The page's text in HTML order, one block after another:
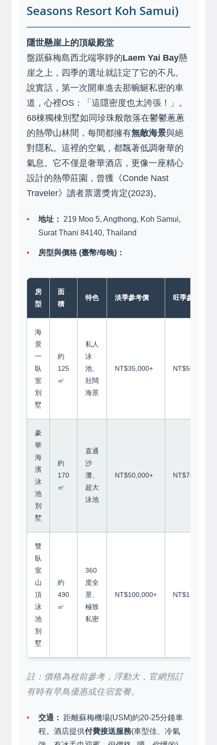
Seasons Resort Koh Samui)
隱世懸崖上的頂級殿堂
盤踞蘇梅島西北端寧靜的Laem Yai Bay懸
崖之上，四季的選址就註定了它的不凡。
說實話，第一次開車進去那蜿蜒私密的車
道，心裡OS：「這隱密度也太誇張！」。
68棟獨棟別墅如同珍珠般散落在鬱鬱蔥蔥
的熱帶山林間，每間都擁有無敵海景與絕
對隱私。這裡的空氣，都飄著低調奢華的
氣息。它不僅是奢華酒店，更像一座精心
設計的熱帶莊園，曾獲《Conde Nast
Traveler》讀者票選獎肯定(2023)。
地址：
219 Moo 5, Angthong, Koh Samui,
Surat Thani 84140, Thailand
房型與價格 (臺幣/每晚)：
房
型
面
積
特色 淡季參考價 旺季參考價
海
景
一
臥
室
別
墅
約
125
㎡
私人
泳
池、
壯闊
海景
NT$35,000+ NT$50,000+
豪
華
海
濱
泳
池
別
墅
約
170
㎡
直通
沙
灘、
超大
泳池
NT$50,000+ NT$70,000+
雙
臥
室
山
頂
泳
池
別
墅
約
490
㎡
360
度全
景、
極致
私密
NT$100,000+ NT$150,000+
註：價格為稅前參考，浮動大，官網預訂
有時有早鳥優惠或住宿套餐。
交通：
距離蘇梅機場(USM)約20-25分鐘車
程。酒店提供付費接送服務(車型佳、冷氣